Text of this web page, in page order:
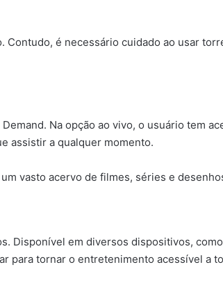
é necessário cuidado ao usar
Na opção ao vivo, o usuário tem
assistir a qualquer momento.
vasto acervo de filmes, séries e
Disponível em diversos dispositivos,
para tornar o entretenimento acessível a